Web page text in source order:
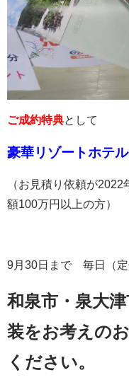
ご成約特典として
豪華リゾートホテ
（お見積り依頼が
額100万円以上の方）
9月30日まで 毎日（定
和泉市・泉大
装をお考えの
ください。